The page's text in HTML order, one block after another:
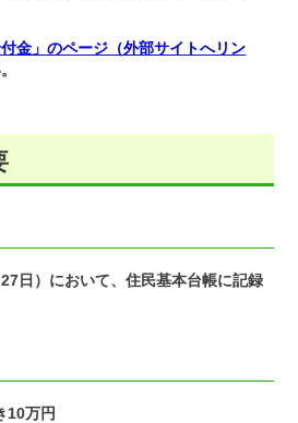
付金」のページ（外部サイトへリン
日）において、住民基本台帳に記録
10万円